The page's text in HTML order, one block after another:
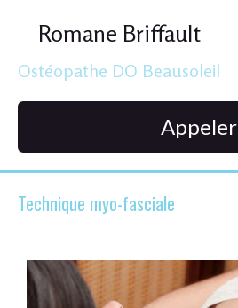
Romane Briffault
Ostéopathe DO Beausoleil
Appeler
Technique myo-fasciale